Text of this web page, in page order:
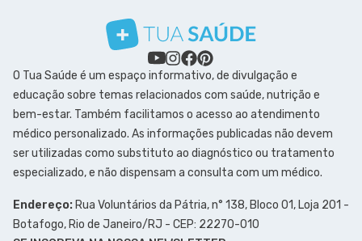
O Tua Saúde é um espaço informativo, de divulgação e
educação sobre temas relacionados com saúde, nutrição e
bem-estar. Também facilitamos o acesso ao atendimento
médico personalizado. As informações publicadas não devem
ser utilizadas como substituto ao diagnóstico ou tratamento
especializado, e não dispensam a consulta com um médico.
Endereço: Rua Voluntários da Pátria, n° 138, Bloco 01, Loja 201 -
Botafogo, Rio de Janeiro/RJ - CEP: 22270-010